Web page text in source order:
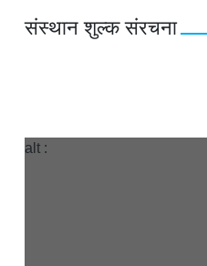
संस्थान शुल्क संरचना
alt :